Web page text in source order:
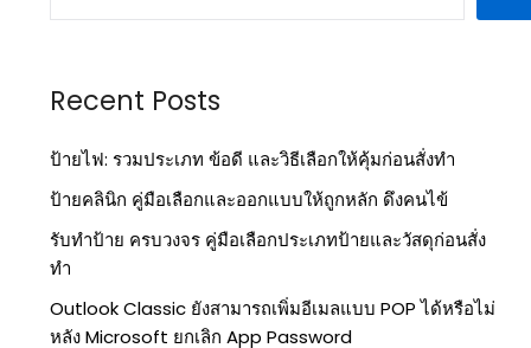
Recent Posts
ป้ายไฟ: รวมประเภท ข้อดี และวิธีเลือกให้คุ้มก่อนสั่งทำ
ป้ายคลินิก คู่มือเลือกและออกแบบให้ถูกหลัก ดึงคนไข้
รับทำป้าย ครบวงจร คู่มือเลือกประเภทป้ายและวัสดุก่อนสั่ง
ทำ
Outlook Classic ยังสามารถเพิ่มอีเมลแบบ POP ได้หรือไม่
หลัง Microsoft ยกเลิก App Password